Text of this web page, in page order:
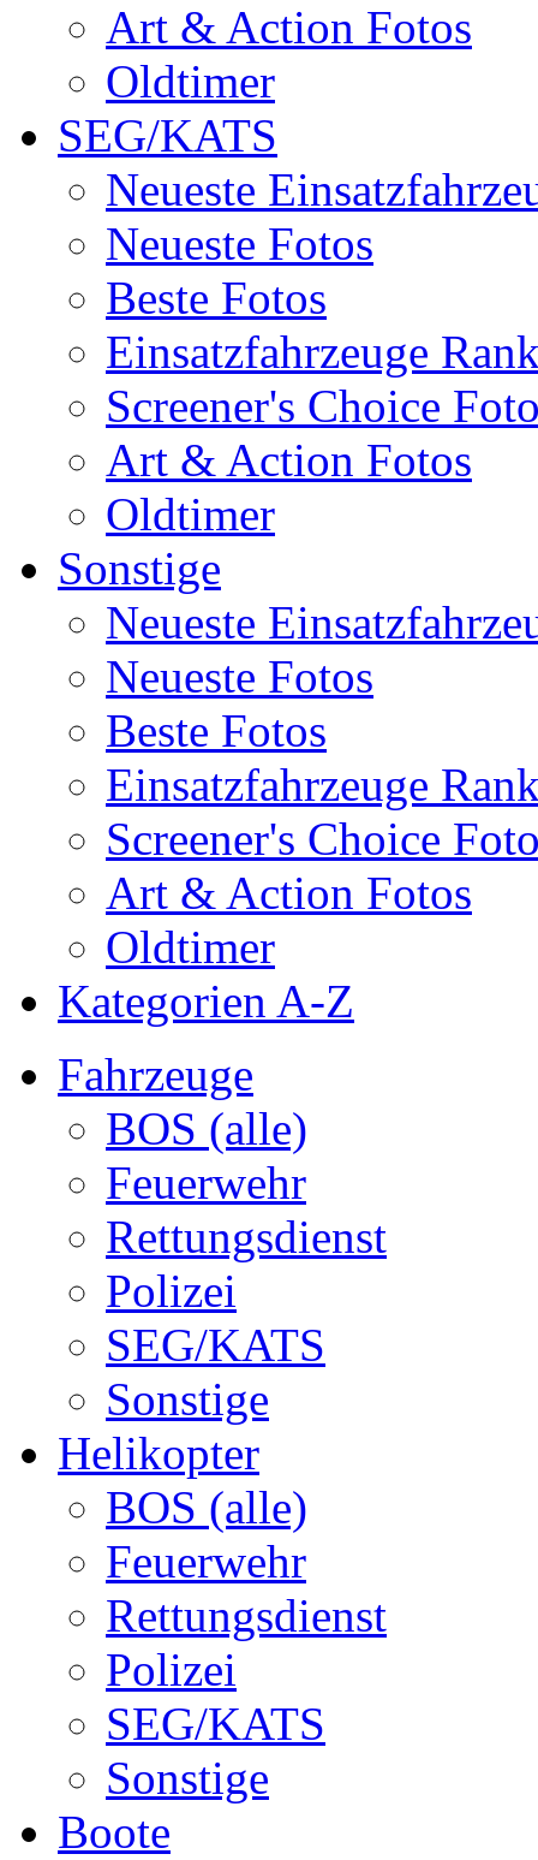
Art & Action Fotos
Oldtimer
SEG/KATS
Neueste
Neueste Fotos
Beste Fotos
Einsatzfahrzeuge
Screener's Choice
Art & Action Fotos
Oldtimer
Sonstige
Neueste
Neueste Fotos
Beste Fotos
Einsatzfahrzeuge
Screener's Choice
Art & Action Fotos
Oldtimer
Kategorien A-Z
Fahrzeuge
BOS (alle)
Feuerwehr
Rettungsdienst
Polizei
SEG/KATS
Sonstige
Helikopter
BOS (alle)
Feuerwehr
Rettungsdienst
Polizei
SEG/KATS
Sonstige
Boote